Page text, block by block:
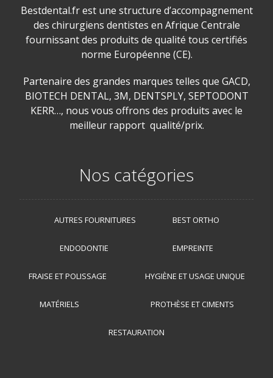
Bestdental.fr est une structure d’accompagnement
des chirurgiens dentistes en Afrique Centrale
fournissant des produits de qualité tous certifiés
norme Européenne (CE).
Partenaire des grandes marques telles que GACD,
BIOTECH DENTAL, 3M, DENTSPLY, SEPTODONT
KERR…, nous vous offrons des produits avec le
meilleur rapport qualité/prix.
Nos catégories
AUTRES FOURNITURES BEST ORTHO
ENDODONTIE EMPREINTE
FRAISE ET POLISSAGE HYGIÈNE ET USAGE UNIQUE
MATÉRIELS PROTHÈSE ET CIMENTS
RESTAURATION